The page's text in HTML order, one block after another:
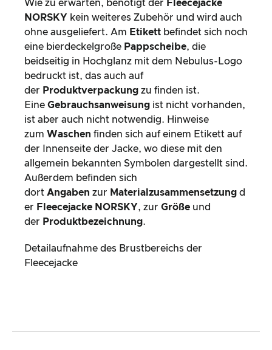
Wie zu erwarten, benötigt der Fleecejacke
NORSKY kein weiteres Zubehör und wird auch
ohne ausgeliefert. Am Etikett befindet sich noch
eine bierdeckelgroße Pappscheibe, die
beidseitig in Hochglanz mit dem Nebulus-Logo
bedruckt ist, das auch auf
der Produktverpackung zu finden ist.
Eine Gebrauchsanweisung ist nicht vorhanden,
ist aber auch nicht notwendig. Hinweise
zum Waschen finden sich auf einem Etikett auf
der Innenseite der Jacke, wo diese mit den
allgemein bekannten Symbolen dargestellt sind.
Außerdem befinden sich
dort Angaben zur Materialzusammensetzung d
er Fleecejacke NORSKY, zur Größe und
der Produktbezeichnung.
Detailaufnahme des Brustbereichs der
Fleecejacke